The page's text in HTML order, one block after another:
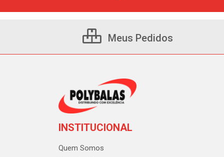
Meus Pedidos
INSTITUCIONAL
Quem Somos